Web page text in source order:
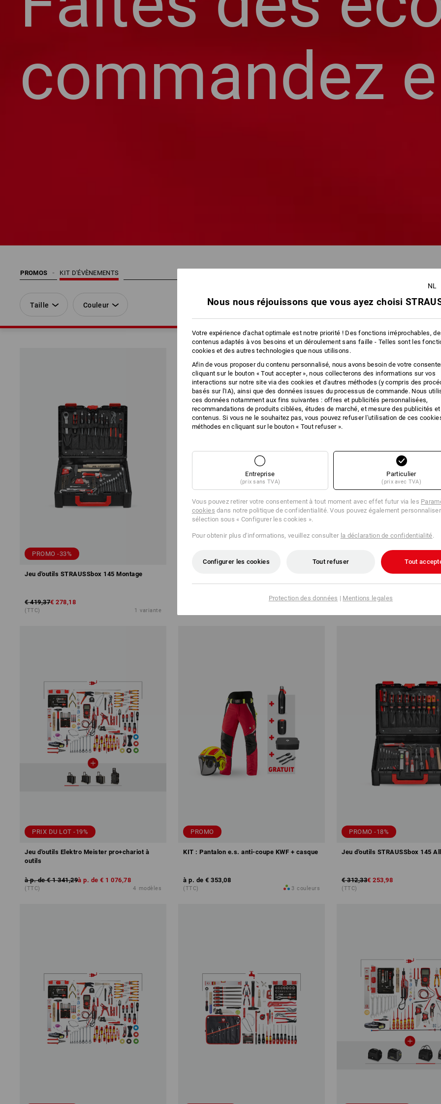
commandez
PROMOS KIT D'ÉVÈNEMENTS
Taille Couleur 102
PROMO -33%
Jeu d'outils STRAUSSbox 145 Montage
€ 419,37€ 278,18
(TTC) 1 variante
215 midi
PRIX DU LOT -30%
Gants-kit allround
€ 13,76€ 9,56
PRIX DU LOT -19%
Jeu d'outils Elektro Meister pro+chariot à
outils
à p. de € 1 341,29à p. de € 1 076,78
(TTC) 4 modèles
PROMO
KIT : Pantalon e.s. anti-coupe KWF + casque
à p. de € 353,08
(TTC) 3 couleurs
PROMO -18%
Jeu d'outils STRAUSSbox 145
€ 312,33€ 253,98
(TTC)
NL
Nous nous réjouissons que vous ayez choisi
Votre expérience d'achat optimale est notre priorité ! Des fonctions irréprochables,
contenus adaptés à vos besoins et un déroulement sans faille - Telles sont les
cookies et des autres technologies que nous utilisons.
Afin de vous proposer du contenu personnalisé, nous avons besoin de votre
cliquant sur le bouton « Tout accepter », nous collecterons des informations sur vos
interactions sur notre site via des cookies et d'autres méthodes (y compris des
basés sur l'IA), ainsi que des données issues du processus de commande. Nous
ces données notamment aux fins suivantes : offres et publicités personnalisées,
recommandations de produits ciblées, études de marché, et mesure des publicités et
contenus. Si vous ne le souhaitez pas, vous pouvez refuser l'utilisation de ces
méthodes en cliquant sur le bouton « Tout refuser ».
Entreprise
(prix sans TVA)
Particulier
(prix avec TVA)
Vous pouvez retirer votre consentement à tout moment avec effet futur via les
cookies dans notre politique de confidentialité. Vous pouvez également
sélection sous « Configurer les cookies ».
Pour obtenir plus d'informations, veuillez consulter la déclaration de confidentialité.
Configurer les cookies Tout refuser Tout
Protection des données | Mentions legales